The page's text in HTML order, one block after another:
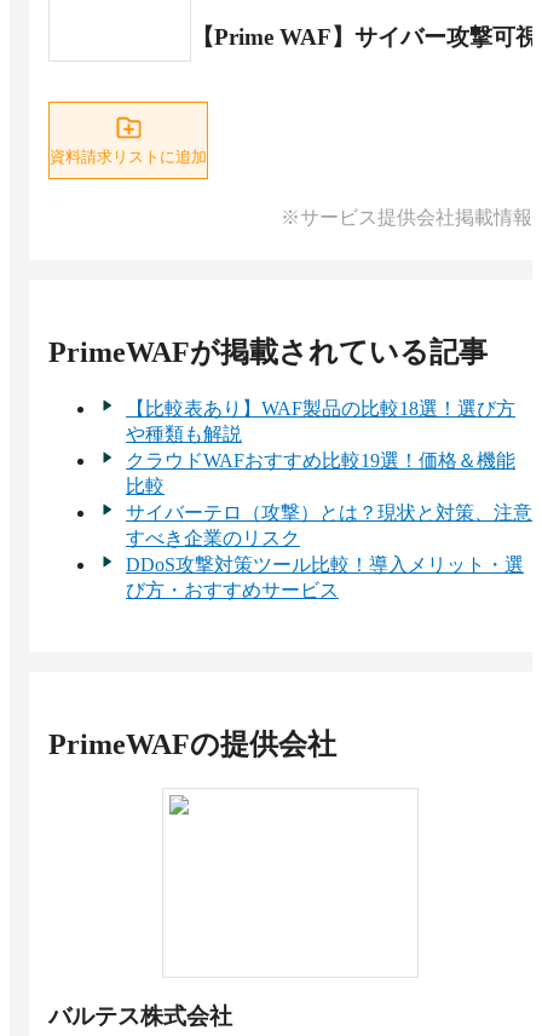
【Prime WAF】サイバー攻撃可
資料請求リストに追加
※サービス提供会社掲載情報
PrimeWAFが掲載されている記事
【比較表あり】WAF製品の比較18選！選び方
や種類も解説
クラウドWAFおすすめ比較19選！価格＆機能
比較
サイバーテロ（攻撃）とは？現状と対策、注意
すべき企業のリスク
DDoS攻撃対策ツール比較！導入メリット・選
び方・おすすめサービス
PrimeWAFの提供会社
バルテス株式会社